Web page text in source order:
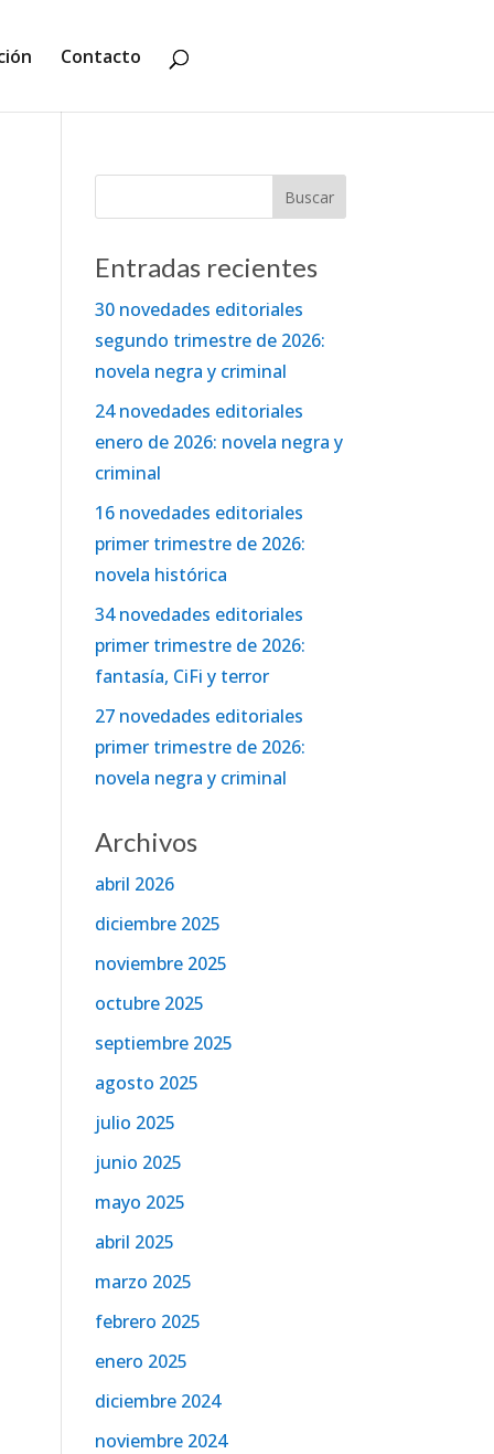
Contacto
Entradas recientes
30 novedades editoriales
segundo trimestre de 2026:
novela negra y criminal
24 novedades editoriales
enero de 2026: novela negra y
criminal
16 novedades editoriales
primer trimestre de 2026:
novela histórica
34 novedades editoriales
primer trimestre de 2026:
fantasía, CiFi y terror
27 novedades editoriales
primer trimestre de 2026:
novela negra y criminal
Archivos
abril 2026
diciembre 2025
noviembre 2025
octubre 2025
septiembre 2025
agosto 2025
julio 2025
junio 2025
mayo 2025
abril 2025
marzo 2025
febrero 2025
enero 2025
diciembre 2024
noviembre 2024